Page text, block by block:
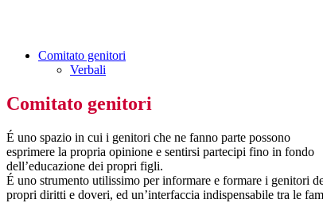
Comitato genitori
Verbali
Comitato genitori
É uno spazio in cui i genitori che ne fanno parte possono
esprimere la propria opinione e sentirsi partecipi fino in fondo
dell’educazione dei propri figli.
É uno strumento utilissimo per informare e formare i genitori
propri diritti e doveri, ed un’interfaccia indispensabile tra le